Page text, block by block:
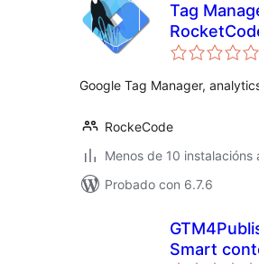
Tag
Google Tag Manager,
RockeCode
Menos de 10 instalacións
Probado con 6.7.6
Smart